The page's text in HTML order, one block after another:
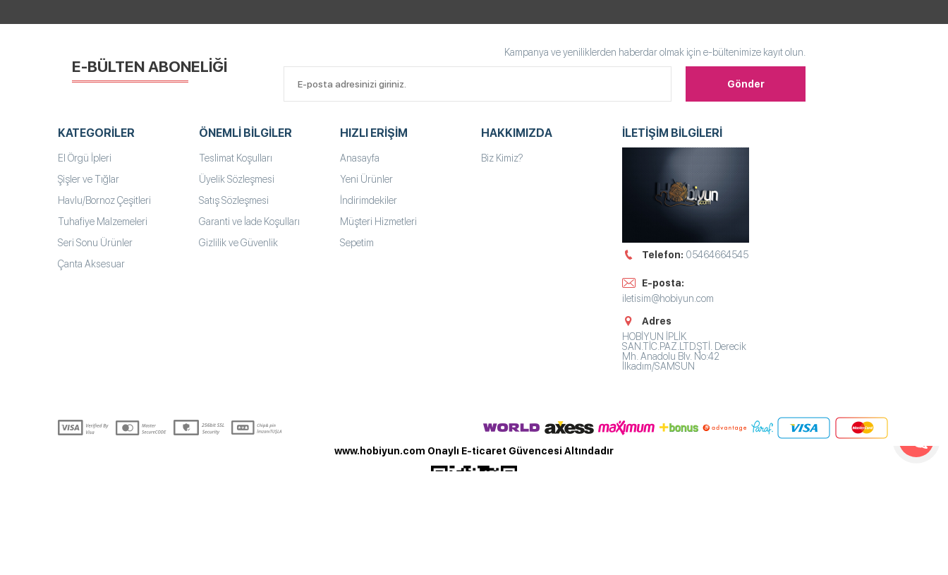
E-BÜLTEN ABONELİĞİ
Kampanya ve yeniliklerden haberdar olmak için e-bültenimize kayıt olun.
KATEGORILER
El Örgü İpleri
Şişler ve Tığlar
Havlu/Bornoz Çeşitleri
Tuhafiye Malzemeleri
Seri Sonu Ürünler
Çanta Aksesuar
ÖNEMLI BILGILER
Teslimat Koşulları
Üyelik Sözleşmesi
Satış Sözleşmesi
Garanti ve İade Koşulları
Gizlilik ve Güvenlik
HIZLI ERIŞIM
Anasayfa
Yeni Ürünler
İndirimdekiler
Müşteri Hizmetleri
Sepetim
HAKKIMIZDA
Biz Kimiz?
İLETİŞİM BİLGİLERİ
Telefon: 05464664545
E-posta:
iletisim@hobiyun.com
Adres
HOBİYUN İPLİK
SAN.TİC.PAZ.LTD.ŞTİ. Derecik
Mh. Anadolu Blv. No:42
İlkadım/SAMSUN
www.hobiyun.com Onaylı E-ticaret Güvencesi Altındadır